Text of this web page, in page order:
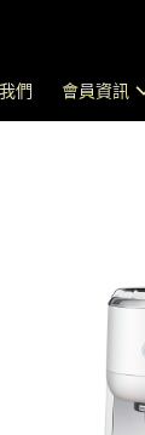
們 會員資訊